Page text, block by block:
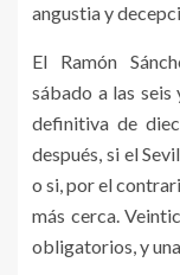
angustia y
El Ramón
sábado a las
definitiva de
después, si el
o si, por el
más cerca.
obligatorios, y